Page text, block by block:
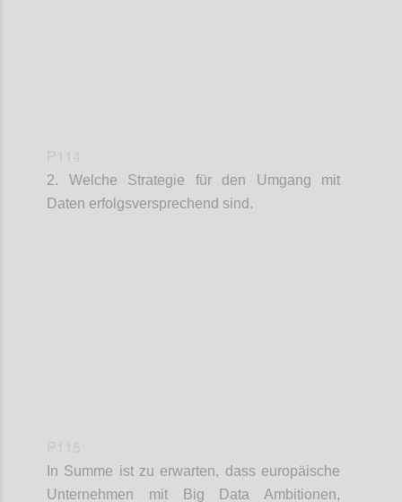
2. Welche Strategie für den Umgang mit
Daten erfolgsversprechend sind.
In Summe ist zu erwarten, dass europäische
Unternehmen mit Big Data Ambitionen,